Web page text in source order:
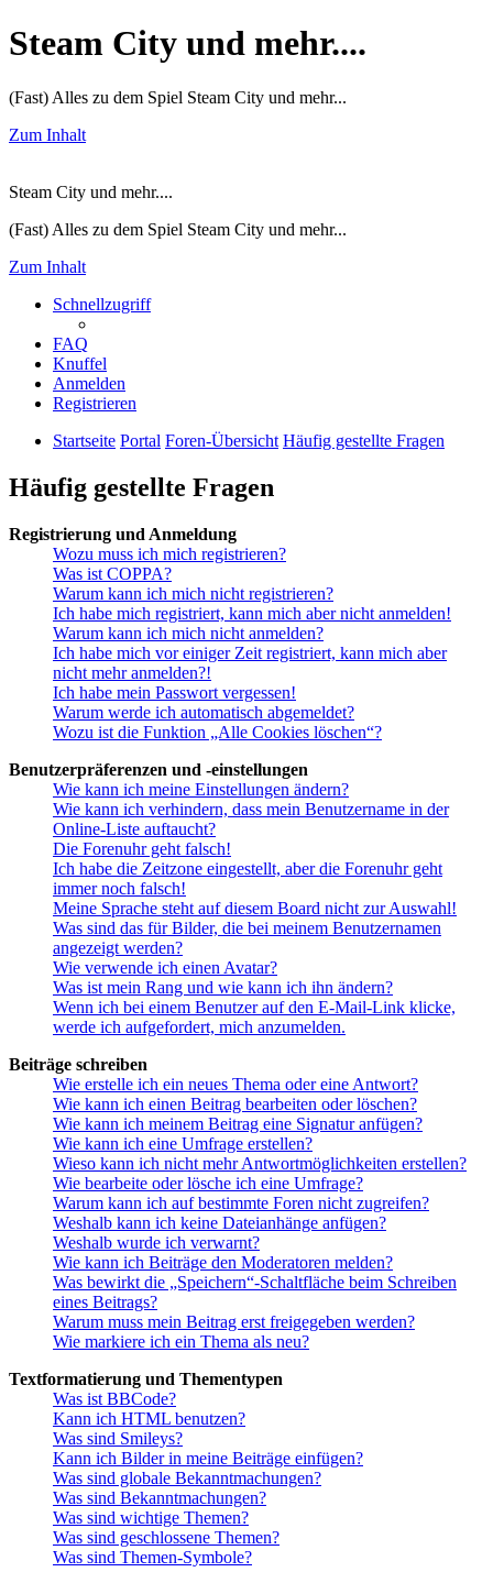
Steam City und mehr....
(Fast) Alles zu dem Spiel Steam City und mehr...
Zum Inhalt
Steam City und mehr....
(Fast) Alles zu dem Spiel Steam City und mehr...
Zum Inhalt
Schnellzugriff
FAQ
Knuffel
Anmelden
Registrieren
Startseite Portal Foren-Übersicht Häufig gestellte Fragen
Häufig gestellte Fragen
Registrierung und Anmeldung
Wozu muss ich mich registrieren?
Was ist COPPA?
Warum kann ich mich nicht registrieren?
Ich habe mich registriert, kann mich aber nicht anmelden!
Warum kann ich mich nicht anmelden?
Ich habe mich vor einiger Zeit registriert, kann mich aber
nicht mehr anmelden?!
Ich habe mein Passwort vergessen!
Warum werde ich automatisch abgemeldet?
Wozu ist die Funktion „Alle Cookies löschen“?
Benutzerpräferenzen und -einstellungen
Wie kann ich meine Einstellungen ändern?
Wie kann ich verhindern, dass mein Benutzername in der
Online-Liste auftaucht?
Die Forenuhr geht falsch!
Ich habe die Zeitzone eingestellt, aber die Forenuhr geht
immer noch falsch!
Meine Sprache steht auf diesem Board nicht zur Auswahl!
Was sind das für Bilder, die bei meinem Benutzernamen
angezeigt werden?
Wie verwende ich einen Avatar?
Was ist mein Rang und wie kann ich ihn ändern?
Wenn ich bei einem Benutzer auf den E-Mail-Link klicke,
werde ich aufgefordert, mich anzumelden.
Beiträge schreiben
Wie erstelle ich ein neues Thema oder eine Antwort?
Wie kann ich einen Beitrag bearbeiten oder löschen?
Wie kann ich meinem Beitrag eine Signatur anfügen?
Wie kann ich eine Umfrage erstellen?
Wieso kann ich nicht mehr Antwortmöglichkeiten erstellen?
Wie bearbeite oder lösche ich eine Umfrage?
Warum kann ich auf bestimmte Foren nicht zugreifen?
Weshalb kann ich keine Dateianhänge anfügen?
Weshalb wurde ich verwarnt?
Wie kann ich Beiträge den Moderatoren melden?
Was bewirkt die „Speichern“-Schaltfläche beim Schreiben
eines Beitrags?
Warum muss mein Beitrag erst freigegeben werden?
Wie markiere ich ein Thema als neu?
Textformatierung und Thementypen
Was ist BBCode?
Kann ich HTML benutzen?
Was sind Smileys?
Kann ich Bilder in meine Beiträge einfügen?
Was sind globale Bekanntmachungen?
Was sind Bekanntmachungen?
Was sind wichtige Themen?
Was sind geschlossene Themen?
Was sind Themen-Symbole?